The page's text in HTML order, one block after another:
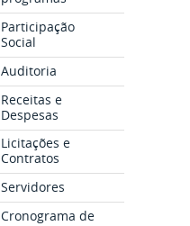
Participação
Social
Auditoria
Receitas e
Despesas
Licitações e
Contratos
Servidores
Cronograma de